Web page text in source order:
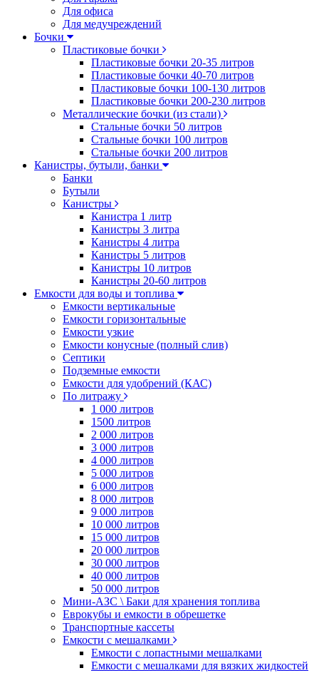
Для офиса
Для медучреждений
Бочки
Пластиковые бочки
Пластиковые бочки 20-35 литров
Пластиковые бочки 40-70 литров
Пластиковые бочки 100-130 литров
Пластиковые бочки 200-230 литров
Металлические бочки (из стали)
Стальные бочки 50 литров
Стальные бочки 100 литров
Стальные бочки 200 литров
Канистры, бутыли, банки
Банки
Бутыли
Канистры
Канистра 1 литр
Канистры 3 литра
Канистры 4 литра
Канистры 5 литров
Канистры 10 литров
Канистры 20-60 литров
Емкости для воды и топлива
Емкости вертикальные
Емкости горизонтальные
Емкости узкие
Емкости конусные (полный слив)
Септики
Подземные емкости
Емкости для удобрений (КАС)
По литражу
1 000 литров
1500 литров
2 000 литров
3 000 литров
4 000 литров
5 000 литров
6 000 литров
8 000 литров
9 000 литров
10 000 литров
15 000 литров
20 000 литров
30 000 литров
40 000 литров
50 000 литров
Мини-АЗС \ Баки для хранения топлива
Еврокубы и емкости в обрешетке
Транспортные кассеты
Емкости с мешалками
Емкости с лопастными мешалками
Емкости с мешалками для вязких жидкостей